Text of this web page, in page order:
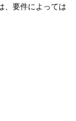
、要件によっては